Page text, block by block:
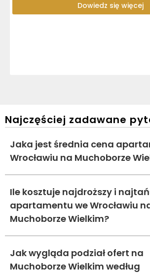
Dowiedz się więcej
Najczęściej zadawane
Jaka jest średnia cena
Wrocławiu na Muchoborze
Ile kosztuje najdroższy i
apartamentu we Wrocławiu
Muchoborze Wielkim?
Jak wygląda podział ofert na
Muchoborze Wielkim według